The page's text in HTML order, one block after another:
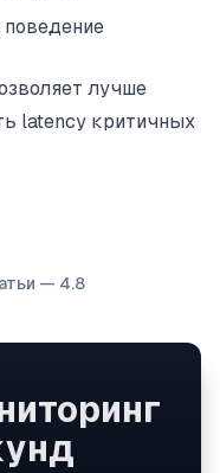
поведение
лучше
latency критичных
— 4.8